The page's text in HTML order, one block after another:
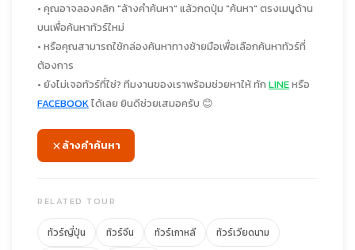
• คุณอาจลองคลิก "ล้างคำค้นหา" แล้วกดปุ่ม "ค้นหา" ตรงเมนูด้าน
บนเพื่อค้นหาทัวร์ใหม่
• หรือคุณสามารถใช้กล่องค้นหาทางซ้ายมือเพื่อเลือกค้นหาทัวร์ที่
ต้องการ
• ยังไม่เจอทัวร์ที่ใช่? ทีมงานของเราพร้อมช่วยหาให้ ทัก LINEหรือ
FACEBOOKได้เลย ยินดีช่วยเสมอครับ 😊
ล้างคำค้นหา
RELATED TOUR
ทัวร์ญี่ปุ่น ทัวร์จีน ทัวร์เกาหลี
ทัวร์เวียดนาม